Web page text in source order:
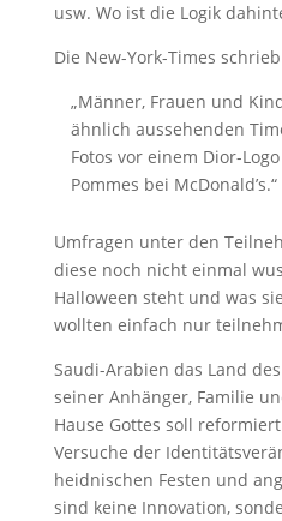
usw. Wo ist die Logik
Die New-York-Times
„Männer, Frauen und
ähnlich aussehenden
Fotos vor einem Dior-
Pommes bei McDonald’s.“
Umfragen unter den
diese noch nicht einmal
Halloween steht und was
wollten einfach nur
Saudi-Arabien das Land
seiner Anhänger, Familie
Hause Gottes soll
Versuche der
heidnischen Festen und
sind keine Innovation,